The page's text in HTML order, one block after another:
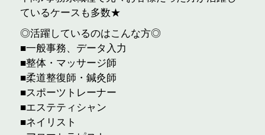
ているケースも多数★
◎活躍しているのはこんな方◎
■一般事務、データ入力
■整体・マッサージ師
■柔道整復師・鍼灸師
■スポーツトレーナー
■エステティシャン
■ネイリスト